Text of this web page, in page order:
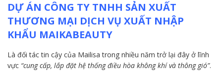
DỰ ÁN CÔNG TY TNHH SẢN XUẤT
THƯƠNG MẠI DỊCH VỤ XUẤT NHẬP
KHẨU MAIKABEAUTY
Là đối tác tin cậy của Mailisa trong nhiều năm trở lại đây ở lĩnh
vực “cung cấp, lắp đặt hệ thống điều hòa không khí và thông gió”.